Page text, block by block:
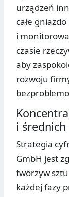
urządzeń
całe
i
czasie
aby
rozwoju
i
Strategia
GmbH jest
tworzyw
każdej fazy